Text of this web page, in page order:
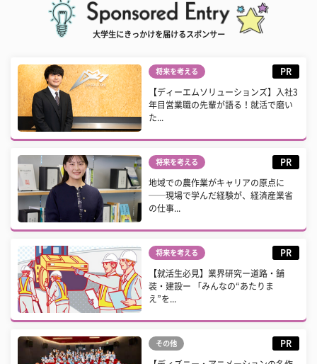
大学生にきっかけを届けるスポンサー
将来を考える PR
【ディーエムソリューションズ】入社3
年目営業職の先輩が語る！就活で磨い
た...
将来を考える PR
地域での農作業がキャリアの原点に
──現場で学んだ経験が、経済産業省
の仕事...
将来を考える PR
【就活生必見】業界研究ー道路・舗
装・建設ー 「みんなの“あたりま
え”を...
その他 PR